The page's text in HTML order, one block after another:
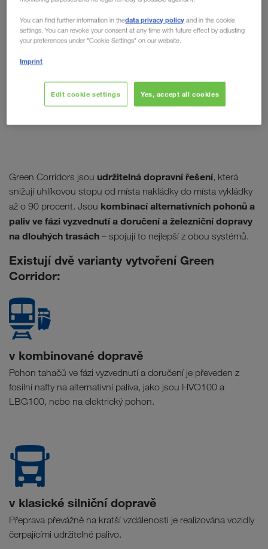
Green Corridors jsou udržitelná dopravní řešení, která
snižují uhlíkovou stopu od místa nakládky do místa vykládky
až o 90 procent. Jsou kombinací alternativních pohonů a
paliv ve fázi vyzvednutí a doručení a železniční dopravy
na dlouhých trasách – spojují to nejlepší z obou systémů.
Existují dvě varianty vytvoření Green
Corridor:
v kombinované dopravě
Pohon tahačů ve fázi vyzvednutí a doručení je převeden z
fosilní nafty na alternativní paliva, jako jsou HVO100 a
LBG100, nebo na elektrický pohon.
v klasické silniční dopravě
Přeprava převážně na kratší vzdálenosti je realizována vozidly
čerpajícími udržitelné palivo.
You can find further information in thedata privacy policy and in the cookie
settings. You can revoke your consent at any time with future effect by adjusting
your preferences under "Cookie Settings" on our website.
Imprint
Edit cookie settings Yes, accept all cookies